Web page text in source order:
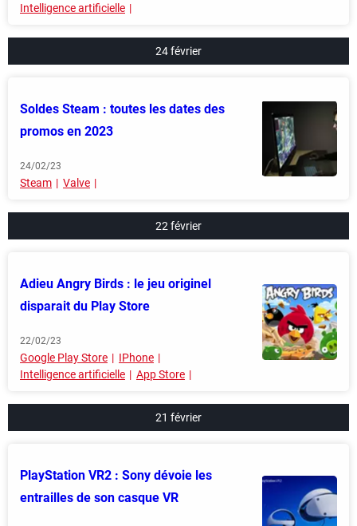
Intelligence artificielle
24 février
Soldes Steam : toutes les dates des
promos en 2023
24/02/23
Steam Valve
22 février
Adieu Angry Birds : le jeu originel
disparait du Play Store
22/02/23
Google Play Store
IPhone
Intelligence artificielle
App Store
21 février
PlayStation VR2 : Sony dévoie les
entrailles de son casque VR